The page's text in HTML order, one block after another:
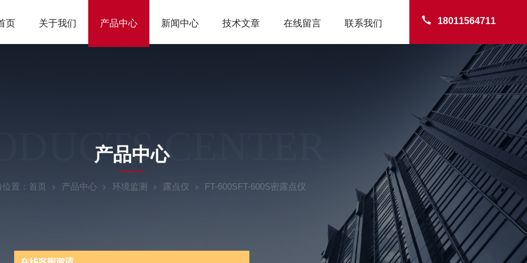
18011564711
页 关于我们 产品中心 新闻中心 技术文章 在线留言 联系我们
CENTER
产品中心
置： 首页 产品中心 环境监测 露点仪 FT-600SFT-600S密露点仪